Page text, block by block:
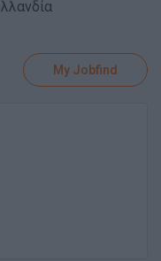
My Jobfind